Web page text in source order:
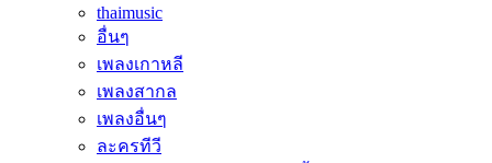
thaimusic
อื่นๆ
เพลงเกาหลี
เพลงสากล
เพลงอื่นๆ
ละครทีวี